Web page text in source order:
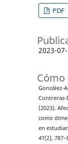
PDF
2023-
González-
Contreras-
(2023).
como
en
41(2),